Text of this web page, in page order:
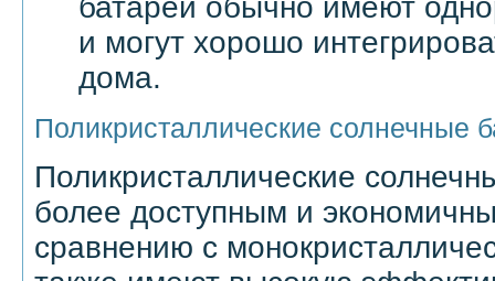
батареи обычно имеют
и могут хорошо
дома.
Поликристаллические солнечные
Поликристаллические
более доступным и
сравнению с